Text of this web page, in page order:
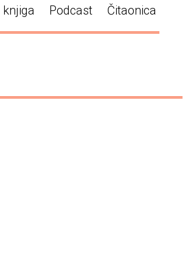
knjiga Podcast Čitaonica